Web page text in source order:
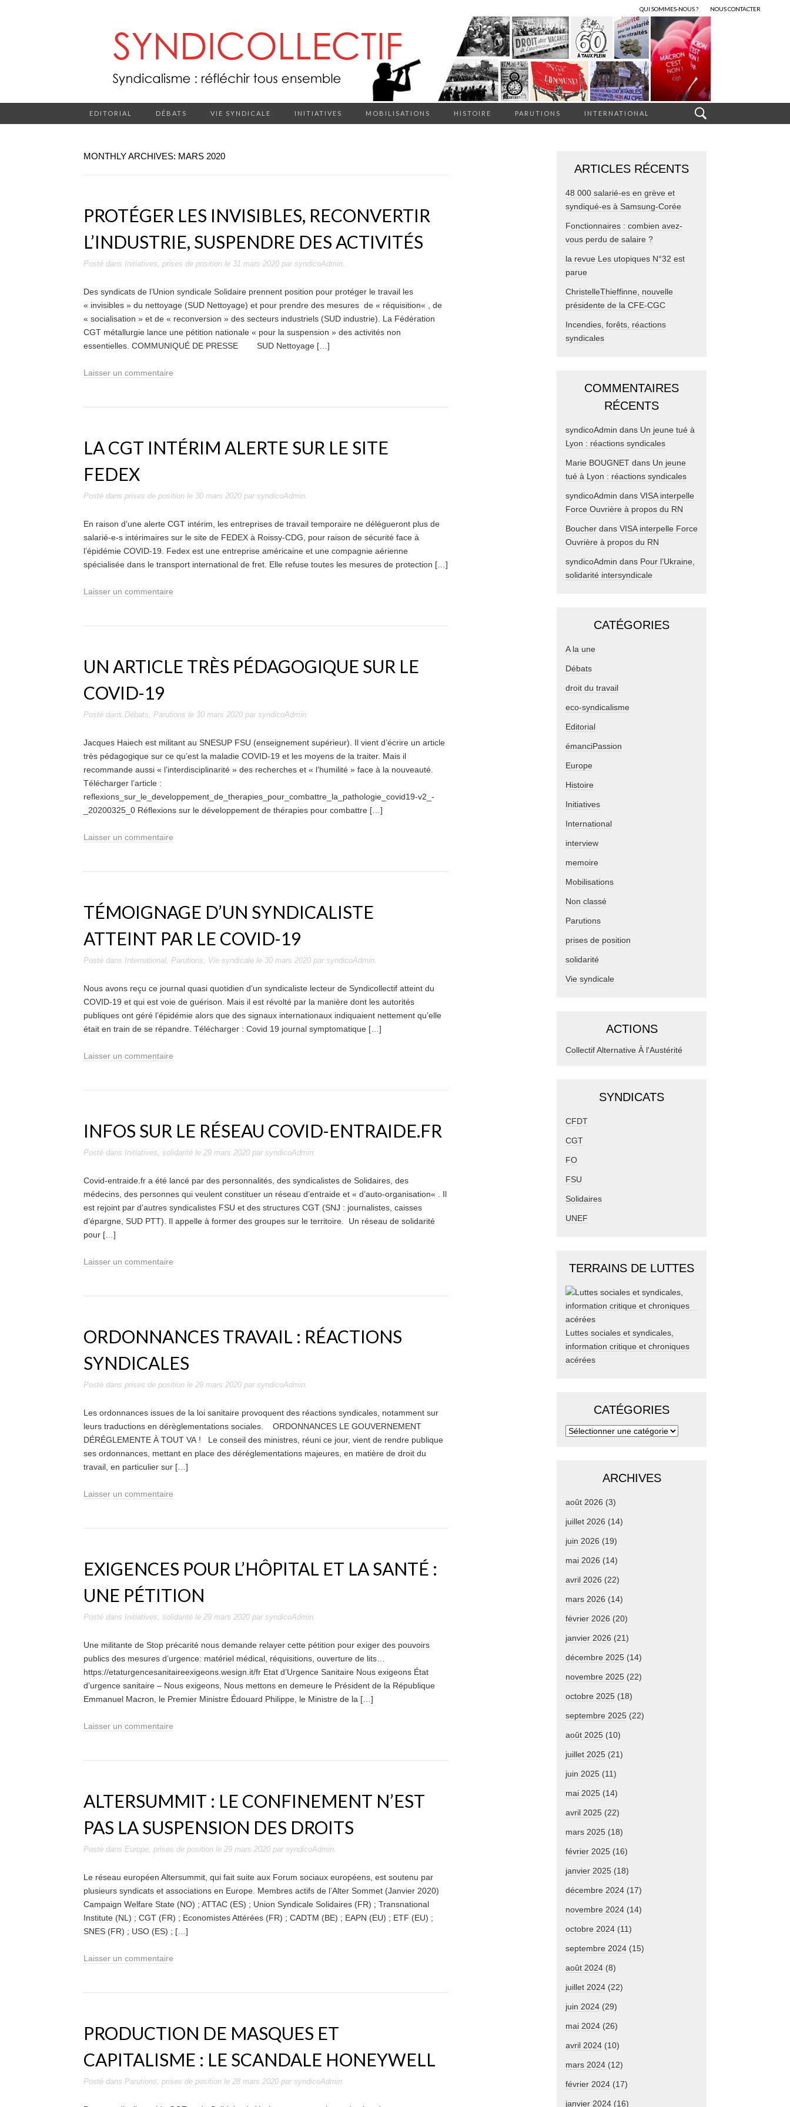
QUI SOMMES-NOUS ? NOUS CONTACTER
EDITORIAL DÉBATS VIE SYNDICALE INITIATIVES MOBILISATIONS HISTOIRE PARUTIONS INTERNATIONAL
MONTHLY ARCHIVES: MARS 2020
PROTÉGER LES INVISIBLES, RECONVERTIR
L’INDUSTRIE, SUSPENDRE DES ACTIVITÉS
Posté dans Initiatives, prises de position le 31 mars 2020 par syndicoAdmin.
Des syndicats de l’Union syndicale Solidaire prennent position pour protéger le travail les
« invisibles » du nettoyage (SUD Nettoyage) et pour prendre des mesures de « réquisition« , de
« socialisation » et de « reconversion » des secteurs industriels (SUD industrie). La Fédération
CGT métallurgie lance une pétition nationale « pour la suspension » des activités non
essentielles. COMMUNIQUÉ DE PRESSE SUD Nettoyage […]
Laisser un commentaire
LA CGT INTÉRIM ALERTE SUR LE SITE
FEDEX
Posté dans prises de position le 30 mars 2020 par syndicoAdmin.
En raison d’une alerte CGT intérim, les entreprises de travail temporaire ne délégueront plus de
salarié-e-s intérimaires sur le site de FEDEX à Roissy-CDG, pour raison de sécurité face à
l’épidémie COVID-19. Fedex est une entreprise américaine et une compagnie aérienne
spécialisée dans le transport international de fret. Elle refuse toutes les mesures de protection […]
Laisser un commentaire
UN ARTICLE TRÈS PÉDAGOGIQUE SUR LE
COVID-19
Posté dans Débats, Parutions le 30 mars 2020 par syndicoAdmin.
Jacques Haiech est militant au SNESUP FSU (enseignement supérieur). Il vient d’écrire un article
très pédagogique sur ce qu’est la maladie COVID-19 et les moyens de la traiter. Mais il
recommande aussi « l’interdisciplinarité » des recherches et « l’humilité » face à la nouveauté.
Télécharger l’article :
reflexions_sur_le_developpement_de_therapies_pour_combattre_la_pathologie_covid19-v2_-
_20200325_0 Réflexions sur le développement de thérapies pour combattre […]
Laisser un commentaire
TÉMOIGNAGE D’UN SYNDICALISTE
ATTEINT PAR LE COVID-19
Posté dans International, Parutions, Vie syndicale le 30 mars 2020 par syndicoAdmin.
Nous avons reçu ce journal quasi quotidien d’un syndicaliste lecteur de Syndicollectif atteint du
COVID-19 et qui est voie de guérison. Mais il est révolté par la manière dont les autorités
publiques ont géré l’épidémie alors que des signaux internationaux indiquaient nettement qu’elle
était en train de se répandre. Télécharger : Covid 19 journal symptomatique […]
Laisser un commentaire
INFOS SUR LE RÉSEAU COVID-ENTRAIDE.FR
Posté dans Initiatives, solidarité le 29 mars 2020 par syndicoAdmin.
Covid-entraide.fr a été lancé par des personnalités, des syndicalistes de Solidaires, des
médecins, des personnes qui veulent constituer un réseau d’entraide et « d’auto-organisation« . Il
est rejoint par d’autres syndicalistes FSU et des structures CGT (SNJ : journalistes, caisses
d’épargne, SUD PTT). Il appelle à former des groupes sur le territoire. Un réseau de solidarité
pour […]
Laisser un commentaire
ORDONNANCES TRAVAIL : RÉACTIONS
SYNDICALES
Posté dans prises de position le 29 mars 2020 par syndicoAdmin.
Les ordonnances issues de la loi sanitaire provoquent des réactions syndicales, notamment sur
leurs traductions en dérèglementations sociales. ORDONNANCES LE GOUVERNEMENT
DÉRÉGLEMENTE À TOUT VA ! Le conseil des ministres, réuni ce jour, vient de rendre publique
ses ordonnances, mettant en place des déréglementations majeures, en matière de droit du
travail, en particulier sur […]
Laisser un commentaire
EXIGENCES POUR L’HÔPITAL ET LA SANTÉ :
UNE PÉTITION
Posté dans Initiatives, solidarité le 29 mars 2020 par syndicoAdmin.
Une militante de Stop précarité nous demande relayer cette pétition pour exiger des pouvoirs
publics des mesures d’urgence: matériel médical, réquisitions, ouverture de lits…
https://etaturgencesanitaireexigeons.wesign.it/fr Etat d’Urgence Sanitaire Nous exigeons État
d’urgence sanitaire – Nous exigeons, Nous mettons en demeure le Président de la République
Emmanuel Macron, le Premier Ministre Édouard Philippe, le Ministre de la […]
Laisser un commentaire
ALTERSUMMIT : LE CONFINEMENT N’EST
PAS LA SUSPENSION DES DROITS
Posté dans Europe, prises de position le 29 mars 2020 par syndicoAdmin.
Le réseau européen Altersummit, qui fait suite aux Forum sociaux européens, est soutenu par
plusieurs syndicats et associations en Europe. Membres actifs de l’Alter Sommet (Janvier 2020)
Campaign Welfare State (NO) ; ATTAC (ES) ; Union Syndicale Solidaires (FR) ; Transnational
Institute (NL) ; CGT (FR) ; Economistes Attérées (FR) ; CADTM (BE) ; EAPN (EU) ; ETF (EU) ;
SNES (FR) ; USO (ES) ; […]
Laisser un commentaire
PRODUCTION DE MASQUES ET
CAPITALISME : LE SCANDALE HONEYWELL
Posté dans Parutions, prises de position le 28 mars 2020 par syndicoAdmin.
ARTICLES RÉCENTS
48 000 salarié-es en grève et
syndiqué-es à Samsung-Corée
Fonctionnaires : combien avez-
vous perdu de salaire ?
la revue Les utopiques N°32 est
parue
ChristelleThieffinne, nouvelle
présidente de la CFE-CGC
Incendies, forêts, réactions
syndicales
COMMENTAIRES
RÉCENTS
syndicoAdmin dans Un jeune tué à
Lyon : réactions syndicales
Marie BOUGNET dans Un jeune
tué à Lyon : réactions syndicales
syndicoAdmin dans VISA interpelle
Force Ouvrière à propos du RN
Boucher dans VISA interpelle Force
Ouvrière à propos du RN
syndicoAdmin dans Pour l’Ukraine,
solidarité intersyndicale
CATÉGORIES
A la une
Débats
droit du travail
eco-syndicalisme
Editorial
émanciPassion
Europe
Histoire
Initiatives
International
interview
memoire
Mobilisations
Non classé
Parutions
prises de position
solidarité
Vie syndicale
ACTIONS
Collectif Alternative À l'Austérité
SYNDICATS
CFDT
CGT
FO
FSU
Solidaires
UNEF
TERRAINS DE LUTTES
Luttes sociales et syndicales,
information critique et chroniques
acérées
CATÉGORIES
ARCHIVES
août 2026 (3)
juillet 2026 (14)
juin 2026 (19)
mai 2026 (14)
avril 2026 (22)
mars 2026 (14)
février 2026 (20)
janvier 2026 (21)
décembre 2025 (14)
novembre 2025 (22)
octobre 2025 (18)
septembre 2025 (22)
août 2025 (10)
juillet 2025 (21)
juin 2025 (11)
mai 2025 (14)
avril 2025 (22)
mars 2025 (18)
février 2025 (16)
janvier 2025 (18)
décembre 2024 (17)
novembre 2024 (14)
octobre 2024 (11)
septembre 2024 (15)
août 2024 (8)
juillet 2024 (22)
juin 2024 (29)
mai 2024 (26)
avril 2024 (10)
mars 2024 (12)
février 2024 (17)
janvier 2024 (16)